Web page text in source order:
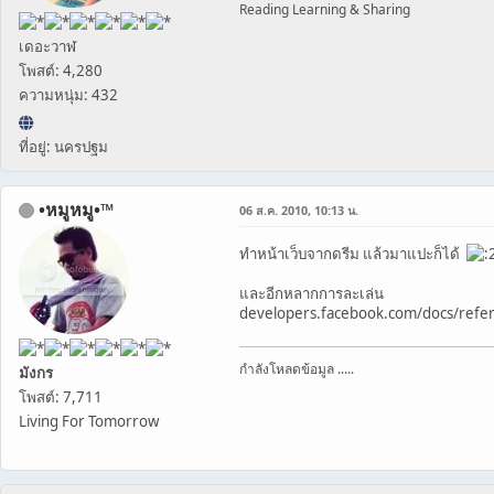
เดอะวาฬ
โพสต์: 4,280
ความหนุ่ม: 432
ที่อยู่: นครปฐม
Reading Learning & Sharing
•หมูหมู•™
มังกร
โพสต์: 7,711
Living For Tomorrow
06 ส.ค. 2010, 10:13 น.
ทำหน้าเว็บจากดรีม แล้วมาแปะก็ได้
และอีกหลากการละเล่น
developers.facebook.com/docs/
กำลังโหลดข้อมูล .....